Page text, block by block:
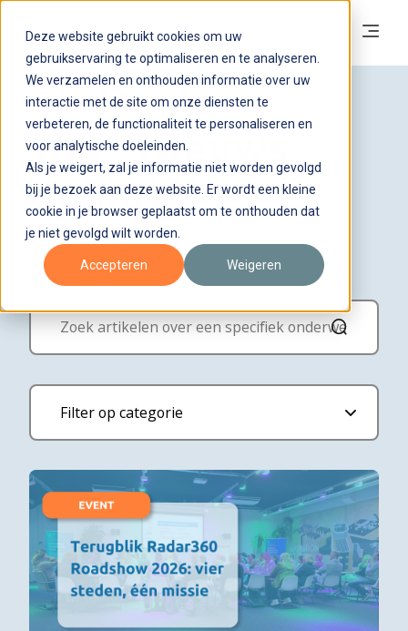
Deze website gebruikt cookies om uw
gebruikservaring te optimaliseren en te analyseren.
We verzamelen en onthouden informatie over uw
interactie met de site om onze diensten te
verbeteren, de functionaliteit te personaliseren en
voor analytische doeleinden.
Als je weigert, zal je informatie niet worden gevolgd
bij je bezoek aan deze website. Er wordt een kleine
cookie in je browser geplaatst om te onthouden dat
je niet gevolgd wilt worden.
Accepteren Weigeren
Tag - Nieuws
update: